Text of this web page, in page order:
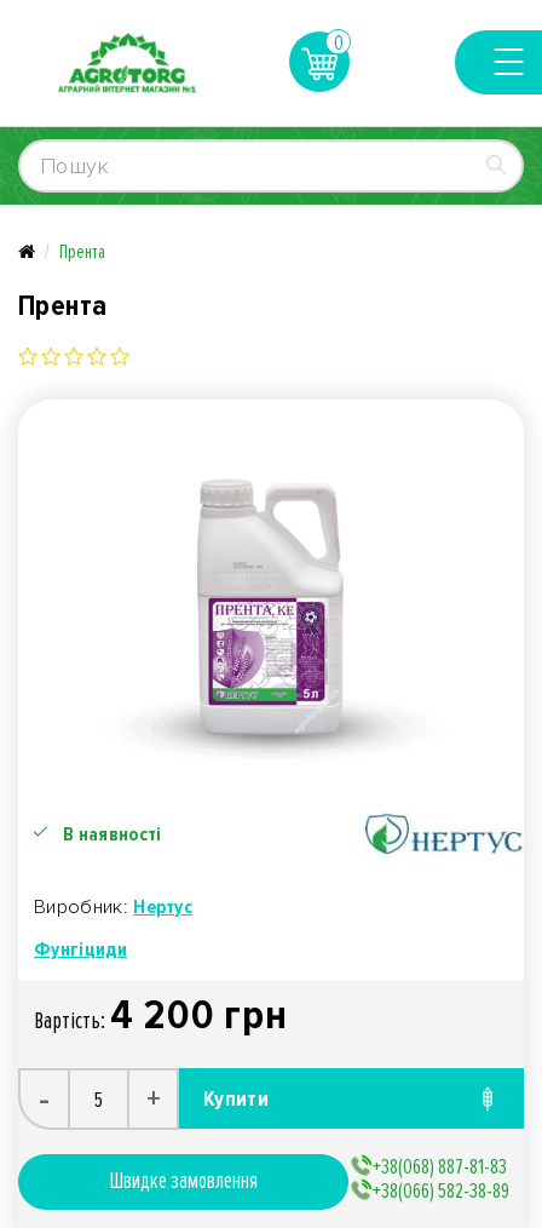
0
Прента
Прента
В наявності
Виробник: Нертус
Фунгіциди
Вартiсть: 4 200 грн
- + Купити
Швидке замовлення
+38(068) 887-81-83
+38(066) 582-38-89